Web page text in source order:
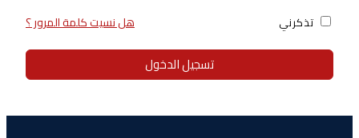
تذكرني هل نسيت كلمة المرور ؟
تسجيل الدخول